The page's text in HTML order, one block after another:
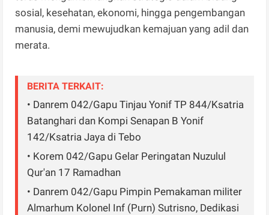
sosial, kesehatan, ekonomi, hingga pengembangan
manusia, demi mewujudkan kemajuan yang adil dan
merata.
BERITA TERKAIT:
• Danrem 042/Gapu Tinjau Yonif TP 844/Ksatria
Batanghari dan Kompi Senapan B Yonif
142/Ksatria Jaya di Tebo
• Korem 042/Gapu Gelar Peringatan Nuzulul
Qur'an 17 Ramadhan
• Danrem 042/Gapu Pimpin Pemakaman militer
Almarhum Kolonel Inf (Purn) Sutrisno, Dedikasi